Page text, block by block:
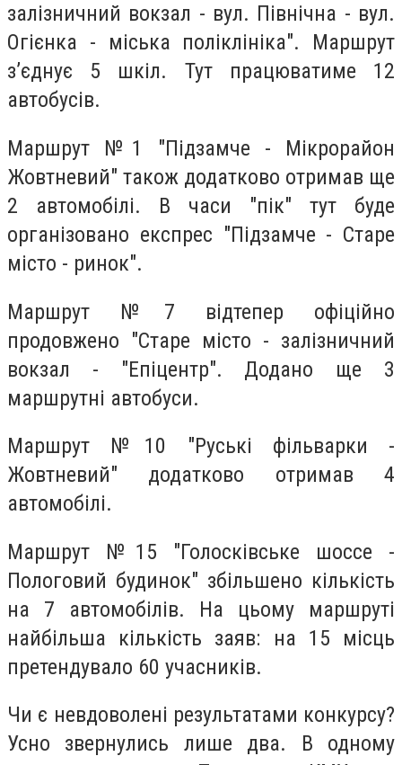
залізничний вокзал - вул. Північна - вул.
Огієнка - міська поліклініка". Маршрут
з’єднує 5 шкіл. Тут працюватиме 12
автобусів.
Маршрут №1 "Підзамче - Мікрорайон
Жовтневий" також додатково отримав ще
2 автомобілі. В часи "пік" тут буде
організовано експрес "Підзамче - Старе
місто - ринок".
Маршрут №7 відтепер офіційно
продовжено "Старе місто - залізничний
вокзал - "Епіцентр". Додано ще 3
маршрутні автобуси.
Маршрут №10 "Руські фільварки -
Жовтневий" додатково отримав 4
автомобілі.
Маршрут №15 "Голосківське шоссе -
Пологовий будинок" збільшено кількість
на 7 автомобілів. На цьому маршруті
найбільша кількість заяв: на 15 місць
претендувало 60 учасників.
Чи є невдоволені результатами конкурсу?
Усно звернулись лише два. В одному